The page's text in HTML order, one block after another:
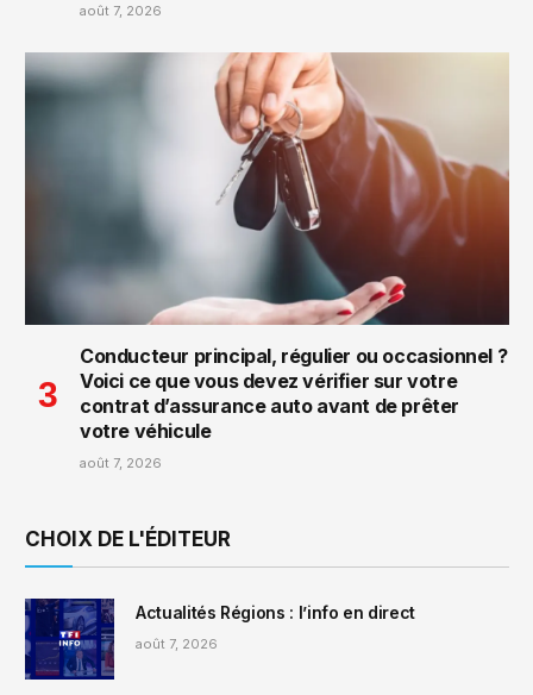
août 7, 2026
Conducteur principal, régulier ou occasionnel ?
Voici ce que vous devez vérifier sur votre
contrat d’assurance auto avant de prêter
votre véhicule
août 7, 2026
CHOIX DE L'ÉDITEUR
Actualités Régions : l’info en direct
août 7, 2026